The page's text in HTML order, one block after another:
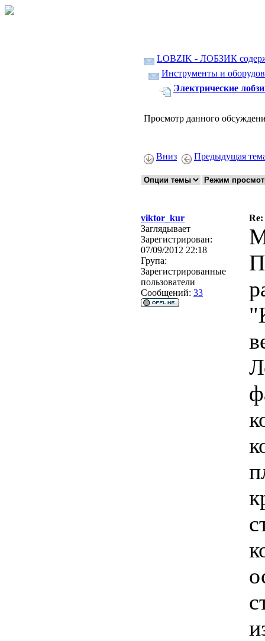
LOBZIK - ЛОБЗИК
Инструменты и
Электрические
Просмотр данного
Вниз Предыдущая
viktor_kur
Re:
Заглядывает
Зарегистрирован:
07/09/2012 22:18
Група:
Зарегистрированные
пользователи
Сообщений: 33